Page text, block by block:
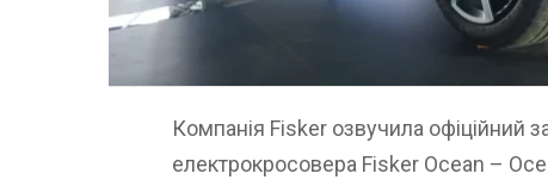
Компанія Fisker озвучила офіційний
електрокросовера Fisker Ocean –